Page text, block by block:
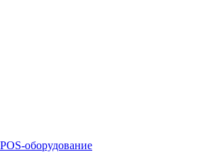
POS-оборудование